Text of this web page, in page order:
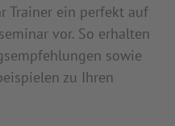
Trainer ein perfekt auf
vor. So erhalten
sowie
zu Ihren